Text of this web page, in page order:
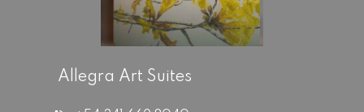
Allegra Art Suites